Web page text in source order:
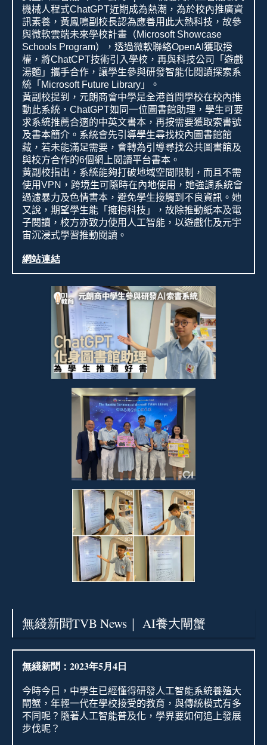
機械人程式ChatGPT近期成為熱潮，為於校內推廣資
訊素養，黃鳳鳴副校長認為應善用此大熱科技，故參
與微軟雲端未來學校計畫（Microsoft Showcase
Schools Program），透過微軟聯絡OpenAI 獲取授
權，將ChatCPT技術引入學校，再與科技公司「遊戲
湯麵」攜手合作，讓學生參與研發智能化閱讀探索系
統「 Microsoft Future Library 」。
黃副校提到，元朗商會中學是全港首間學校在校內推
動此系統， ChatGPT如同一位圖書館助理，學生可要
求系統推薦合適的中英文書本，再按需要獲取索書號
及書本簡介。系統會先引導學生尋找校內圖書館館
藏，若未能滿足需要，會轉為引導尋找公共圖書館及
與校方合作的6個網上閱讀平台書本。
黃副校指出，系統能夠打破地域空間限制，而且不需
使用VPN ，跨境生可隨時在內地使用，她強調系統會
過濾暴力及色情書本，避免學生接觸到不良資訊。她
又說，期望學生能「擁抱科技」，故除推動紙本及電
子閱讀，校方亦致力使用人工智能，以遊戲化及元宇
宙沉浸式學習推動閱讀。
網站連結
無綫新聞TVB News｜ AI養大閘蟹
無綫新聞：2023年5月4日
今時今日，中學生已經懂得研發人工智能系統養殖大
閘蟹，年輕一代在學校接受的教育，與傳統模式有多
不同呢？隨著人工智能普及化，學界要如何追上發展
步伐呢？